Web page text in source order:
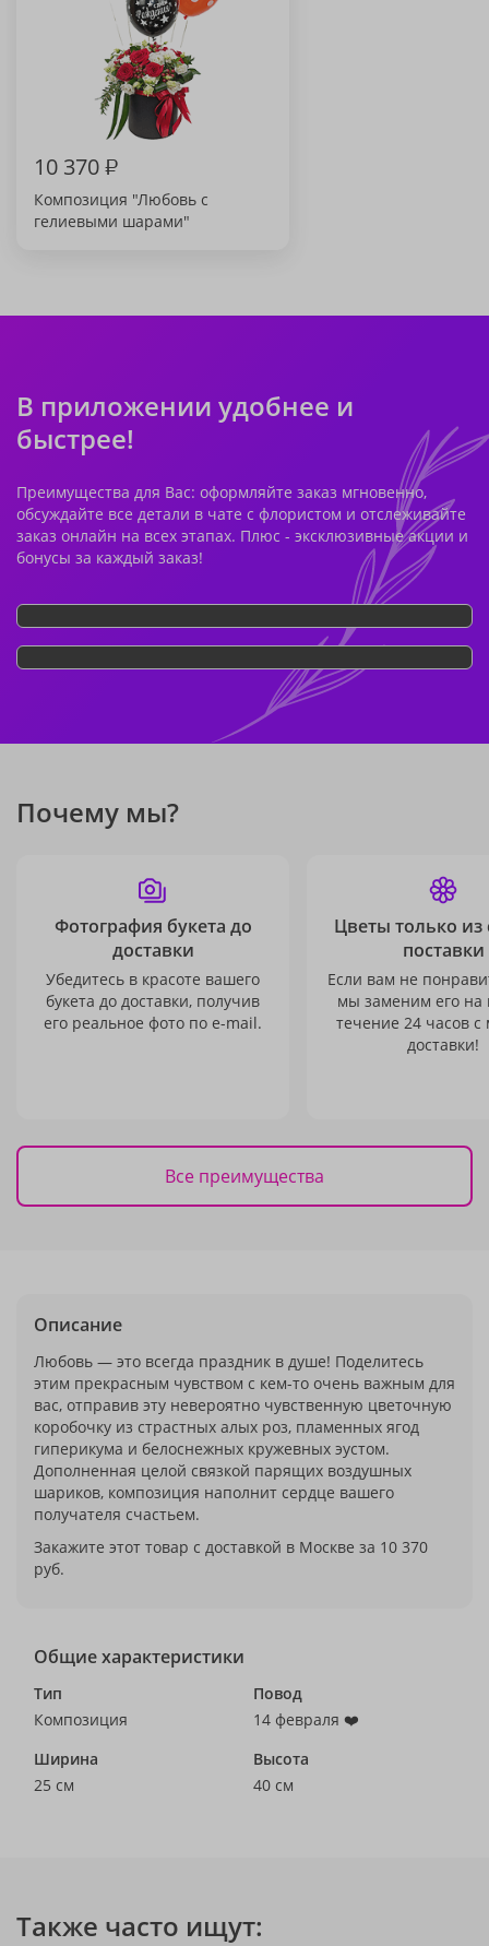
10 370₽
Композиция "Любовь с
гелиевыми шарами"
В приложении удобнее и
быстрее!
Преимущества для Вас: оформляйте заказ мгновенно,
обсуждайте все детали в чате с флористом и отслеживайте
заказ онлайн на всех этапах. Плюс - эксклюзивные акции и
бонусы за каждый заказ!
Почему мы?
Фотография букета до
доставки
Убедитесь в красоте вашего
букета до доставки, получив
его реальное фото по e-mail.
Цветы только из
поставки
Если вам не
мы заменим его на
течение 24 часов с
доставки!
Все преимущества
Описание
Любовь — это всегда праздник в душе! Поделитесь
этим прекрасным чувством с кем-то очень важным для
вас, отправив эту невероятно чувственную цветочную
коробочку из страстных алых роз, пламенных ягод
гиперикума и белоснежных кружевных эустом.
Дополненная целой связкой парящих воздушных
шариков, композиция наполнит сердце вашего
получателя счастьем.
Закажите этот товар с доставкой в Москве за 10 370
руб.
Общие характеристики
Тип
Композиция
Повод
14 февраля ❤️
Ширина
25 см
Высота
40 см
Также часто ищут: